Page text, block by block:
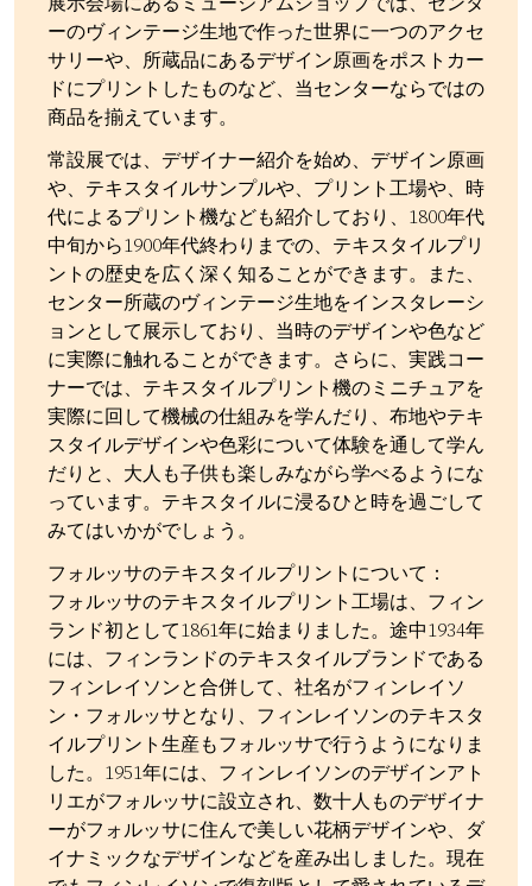
ーのヴィンテージ生地で作った世界に一つのアクセ
サリーや、所蔵品にあるデザイン原画をポストカー
ドにプリントしたものなど、当センターならではの
商品を揃えています。
常設展では、デザイナー紹介を始め、デザイン原画
や、テキスタイルサンプルや、プリント工場や、時
代によるプリント機なども紹介しており、1800年代
中旬から1900年代終わりまでの、テキスタイルプリ
ントの歴史を広く深く知ることができます。また、
センター所蔵のヴィンテージ生地をインスタレーシ
ョンとして展示しており、当時のデザインや色など
に実際に触れることができます。さらに、実践コー
ナーでは、テキスタイルプリント機のミニチュアを
実際に回して機械の仕組みを学んだり、布地やテキ
スタイルデザインや色彩について体験を通して学ん
だりと、大人も子供も楽しみながら学べるようにな
っています。テキスタイルに浸るひと時を過ごして
みてはいかがでしょう。
フォルッサのテキスタイルプリントについて：
フォルッサのテキスタイルプリント工場は、フィン
ランド初として1861年に始まりました。途中1934年
には、フィンランドのテキスタイルブランドである
フィンレイソンと合併して、社名がフィンレイソ
ン・フォルッサとなり、フィンレイソンのテキスタ
イルプリント生産もフォルッサで行うようになりま
した。1951年には、フィンレイソンのデザインアト
リエがフォルッサに設立され、数十人ものデザイナ
ーがフォルッサに住んで美しい花柄デザインや、ダ
イナミックなデザインなどを産み出しました。現在